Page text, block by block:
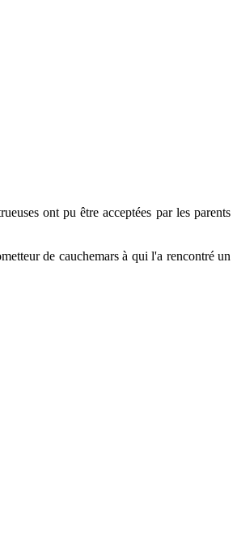
ont pu être acceptées par les parents
de cauchemars à qui l'a rencontré un